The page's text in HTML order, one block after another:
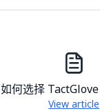
如何选择
View article